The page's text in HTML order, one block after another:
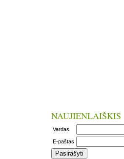
NAUJIENLAIŠKIS
Vardas
E-paštas